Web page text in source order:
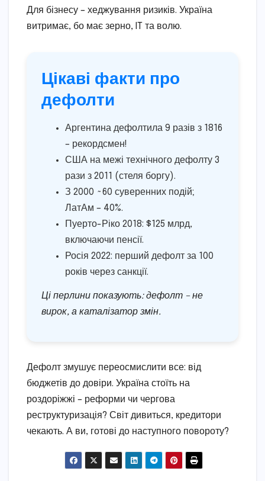
Для бізнесу – хеджування ризиків. Україна
витримає, бо має зерно, IT та волю.
Цікаві факти про
дефолти
Аргентина дефолтила 9 разів з 1816
– рекордсмен!
США на межі технічного дефолту 3
рази з 2011 (стеля боргу).
З 2000 ~60 суверенних подій;
ЛатАм – 40%.
Пуерто-Ріко 2018: $125 млрд,
включаючи пенсії.
Росія 2022: перший дефолт за 100
років через санкції.
Ці перлини показують: дефолт – не
вирок, а каталізатор змін.
Дефолт змушує переосмислити все: від
бюджетів до довіри. Україна стоїть на
роздоріжжі – реформи чи чергова
реструктуризація? Світ дивиться, кредитори
чекають. А ви, готові до наступного повороту?